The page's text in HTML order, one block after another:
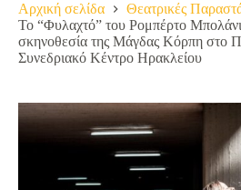
Αρχική σελίδα
Θεατρικές
Το “Φυλαχτό” του Ρομπέρτο
σκηνοθεσία της Μάγδας Κόρπη στο
Συνεδριακό Κέντρο Ηρακλείου